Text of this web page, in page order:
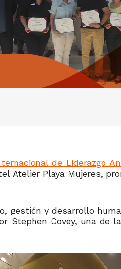
de Liderazgo
Atelier Playa Mujeres,
gestión y desarrollo
Stephen Covey, una de